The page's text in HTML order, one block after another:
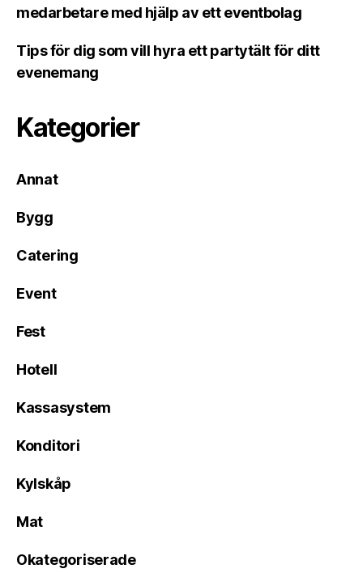
medarbetare med hjälp av ett eventbolag
Tips för dig som vill hyra ett partytält för ditt
evenemang
Kategorier
Annat
Bygg
Catering
Event
Fest
Hotell
Kassasystem
Konditori
Kylskåp
Mat
Okategoriserade